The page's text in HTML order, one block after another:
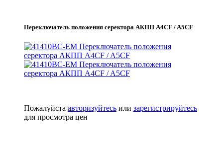
Переключатель положения серектора АКПП A4CF / A5CF
Пожалуйста авторизуйтесь или зарегистрируйтесь
для просмотра цен